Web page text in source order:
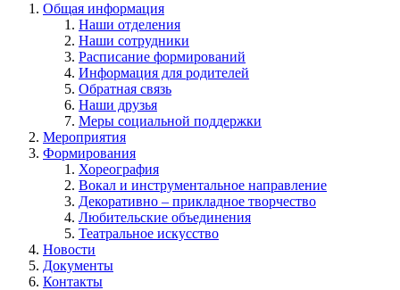
Общая информация
Наши отделения
Наши сотрудники
Расписание формирований
Информация для родителей
Обратная связь
Наши друзья
Меры социальной поддержки
Мероприятия
Формирования
Хореография
Вокал и инструментальное направление
Декоративно – прикладное творчество
Любительские объединения
Театральное искусство
Новости
Документы
Контакты